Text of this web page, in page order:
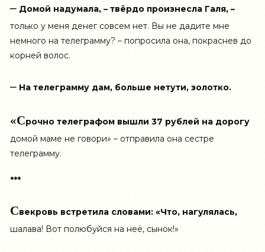
– Домой надумала, – твёрдо произнесла Галя, –
только у меня денег совсем нет. Вы не дадите мне
немного на телеграмму? – попросила она, покраснев до
корней волос.
– На телеграмму дам, больше нетути, золотко.
«Срочно телеграфом вышли 37 рублей на дорогу
домой маме не говори» – отправила она сестре
телеграмму.
***
Свекровь встретила словами: «Что, нагулялась,
шалава! Вот полюбуйся на неё, сынок!»